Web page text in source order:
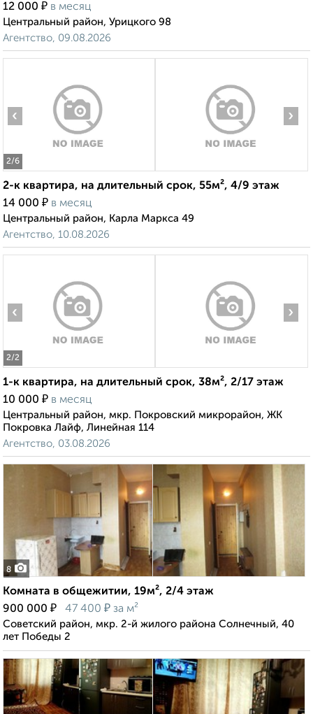
12 000 ₽ в месяц
Центральный район, Урицкого 98
Агентство, 09.08.2026
2/6
‹ ›
2-к квартира, на длительный срок, 55м², 4/9 этаж
14 000 ₽ в месяц
Центральный район, Карла Маркса 49
Агентство, 10.08.2026
2/2
‹ ›
1-к квартира, на длительный срок, 38м², 2/17 этаж
10 000 ₽ в месяц
Центральный район, мкр. Покровский микрорайон, ЖК
Покровка Лайф, Линейная 114
Агентство, 03.08.2026
8
Комната в общежитии, 19м², 2/4 этаж
900 000 ₽ 47 400 ₽ за м²
Советский район, мкр. 2-й жилого района Солнечный, 40
лет Победы 2